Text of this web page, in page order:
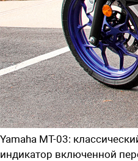
Yamaha MT-03:
индикатор включенной